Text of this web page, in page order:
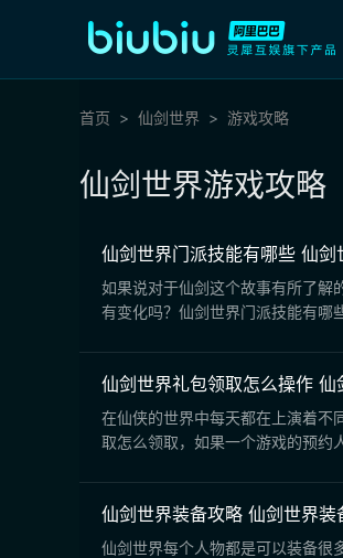
首页 仙剑世界 游戏攻略
仙剑世界游戏攻略
仙剑世界门派技能有哪些 仙剑
如果说对于仙剑这个故事有所了解
有变化吗？仙剑世界门派技能有哪
仙剑世界礼包领取怎么操作
在仙侠的世界中每天都在上演着不
取怎么领取，如果一个游戏的预约
仙剑世界装备攻略 仙剑世界装
仙剑世界每个人物都是可以装备很